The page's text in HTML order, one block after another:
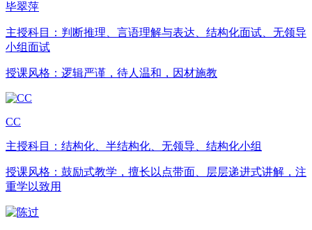
毕翠萍
主授科目： 判断推理、言语理解与表达、结构化面试、无领导
小组面试
授课风格： 逻辑严谨，待人温和，因材施教
CC
主授科目： 结构化、半结构化、无领导、结构化小组
授课风格： 鼓励式教学，擅长以点带面、层层递进式讲解，注
重学以致用